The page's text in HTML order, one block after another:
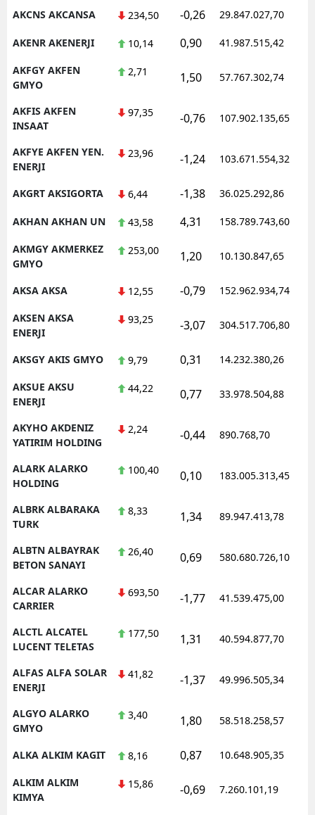
AKCNS AKCANSA 234,50 -0,26 29.847.027,70
AKENR AKENERJI 10,14 0,90 41.987.515,42
AKFGY AKFEN
GMYO
2,71 1,50 57.767.302,74
AKFIS AKFEN
INSAAT
97,35 -0,76 107.902.135,65
AKFYE AKFEN YEN.
ENERJI
23,96 -1,24 103.671.554,32
AKGRT AKSIGORTA 6,44 -1,38 36.025.292,86
AKHAN AKHAN UN 43,58 4,31 158.789.743,60
AKMGY AKMERKEZ
GMYO
253,00 1,20 10.130.847,65
AKSA AKSA 12,55 -0,79 152.962.934,74
AKSEN AKSA
ENERJI
93,25 -3,07 304.517.706,80
AKSGY AKIS GMYO 9,79 0,31 14.232.380,26
AKSUE AKSU
ENERJI
44,22 0,77 33.978.504,88
AKYHO AKDENIZ
YATIRIM HOLDING
2,24 -0,44 890.768,70
ALARK ALARKO
HOLDING
100,40 0,10 183.005.313,45
ALBRK ALBARAKA
TURK
8,33 1,34 89.947.413,78
ALBTN ALBAYRAK
BETON SANAYI
26,40 0,69 580.680.726,10
ALCAR ALARKO
CARRIER
693,50 -1,77 41.539.475,00
ALCTL ALCATEL
LUCENT TELETAS
177,50 1,31 40.594.877,70
ALFAS ALFA SOLAR
ENERJI
41,82 -1,37 49.996.505,34
ALGYO ALARKO
GMYO
3,40 1,80 58.518.258,57
ALKA ALKIM KAGIT 8,16 0,87 10.648.905,35
ALKIM ALKIM
KIMYA
15,86 -0,69 7.260.101,19